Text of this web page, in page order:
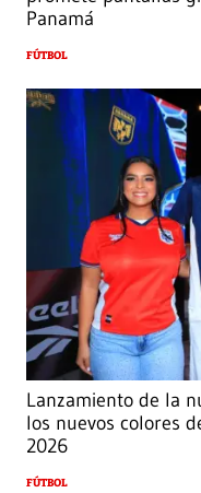
Panamá
FÚTBOL
Lanzamiento de la
los nuevos colores
2026
FÚTBOL